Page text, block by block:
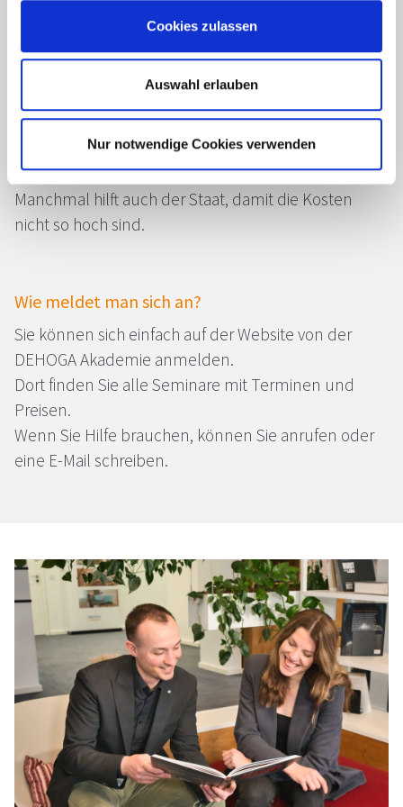
Cookies zulassen
Auswahl erlauben
Nur notwendige Cookies verwenden
Was kostet das?
Manche Seminare kosten mehr, andere weniger.
Wenn Sie Mitglied beimDEHOGAsind, bekommen
Sie oft Rabatt.
Manchmal hilft auch der Staat, damit die Kosten
nicht so hoch sind.
Wie meldet man sich an?
Sie können sich einfach auf der Website von der
DEHOGAAkademie anmelden.
Dort finden Sie alle Seminare mit Terminen und
Preisen.
Wenn Sie Hilfe brauchen, können Sie anrufen oder
eine E-Mail schreiben.